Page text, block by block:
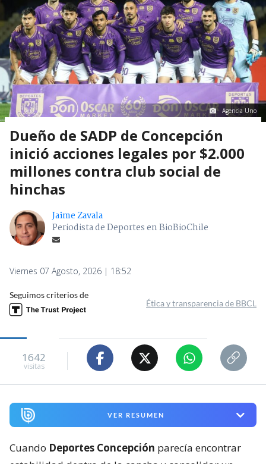
Agencia Uno
Dueño de SADP de Concepción
inició acciones legales por $2.000
millones contra club social de
hinchas
Jaime Zavala
Periodista de Deportes en BioBioChile
Viernes 07 Agosto, 2026 | 18:52
Seguimos criterios de
Ética y transparencia de BBCL
1642
visitas
VER RESUMEN
Cuando Deportes Concepción parecía encontrar